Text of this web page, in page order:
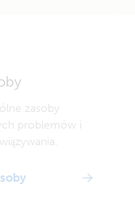
zasoby
problemów i